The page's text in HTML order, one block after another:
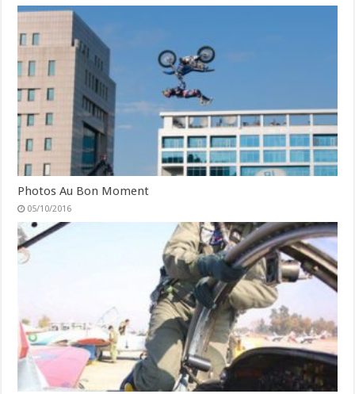
Photos Au Bon Moment
05/10/2016